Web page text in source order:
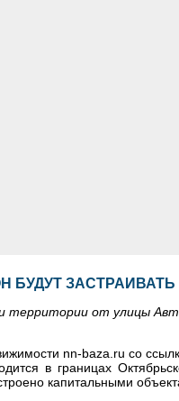
БУДУТ
территории от улицы
nn-baza.ru со
в границах
капитальными